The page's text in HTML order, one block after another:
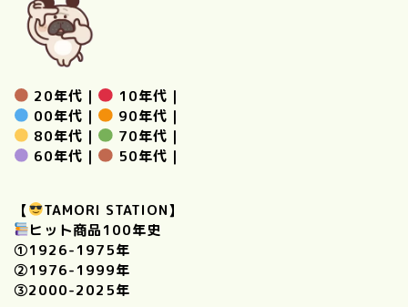
20年代 ｜ 10年代 ｜
00年代 ｜ 90年代 ｜
80年代 ｜ 70年代 ｜
60年代 ｜ 50年代 ｜
【
TAMORI STATION】
ヒット商品100年史
①1926-1975年
②1976-1999年
③2000-2025年